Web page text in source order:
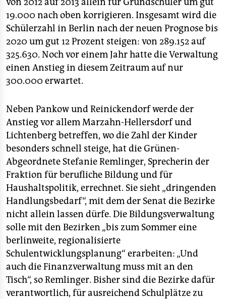
19.000 nach oben korrigieren. Insgesamt wird die
Schülerzahl in Berlin nach der neuen Prognose bis
2020 um gut 12 Prozent steigen: von 289.152 auf
325.630. Noch vor einem Jahr hatte die Verwaltung
einen Anstieg in diesem Zeitraum auf nur
300.000 erwartet.
Neben Pankow und Reinickendorf werde der
Anstieg vor allem Marzahn-Hellersdorf und
Lichtenberg betreffen, wo die Zahl der Kinder
besonders schnell steige, hat die Grünen-
Abgeordnete Stefanie Remlinger, Sprecherin der
Fraktion für berufliche Bildung und für
Haushaltspolitik, errechnet. Sie sieht „dringenden
Handlungsbedarf“, mit dem der Senat die Bezirke
nicht allein lassen dürfe. Die Bildungsverwaltung
solle mit den Bezirken „bis zum Sommer eine
berlinweite, regionalisierte
Schulentwicklungsplanung“ erarbeiten: „Und
auch die Finanzverwaltung muss mit an den
Tisch“, so Remlinger. Bisher sind die Bezirke dafür
verantwortlich, für ausreichend Schulplätze zu